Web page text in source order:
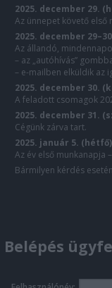
2025. december 29.
Az ünnepet követő első
2025. december
Az állandó,
– az „autóhívás”
– e-mailben elküldik az
2025. december 30.
A feladott csomagok
2025. december 31.
Cégünk zárva tart.
2025. január 5. (hétfő)
Az év első munkanapja
Bármilyen kérdés
Belépés